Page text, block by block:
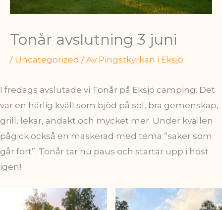
Tonår avslutning 3 juni
/ Uncategorized / Av Pingstkyrkan i Eksjö
I fredags avslutade vi Tonår på Eksjö camping. Det
var en härlig kväll som bjöd på sol, bra gemenskap,
grill, lekar, andakt och mycket mer. Under kvällen
pågick också en maskerad med tema ”saker som
går fort”. Tonår tar nu paus och startar upp i höst
igen!